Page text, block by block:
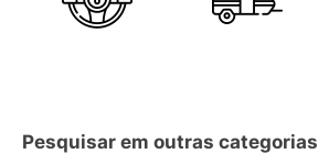
Pesquisar em outras categorias